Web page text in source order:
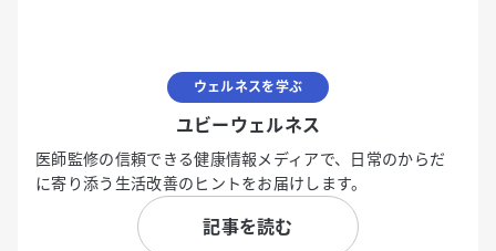
ウェルネスを学ぶ
ユビーウェルネス
医師監修の信頼できる健康情報メディアで、日常のからだ
に寄り添う生活改善のヒントをお届けします。
記事を読む